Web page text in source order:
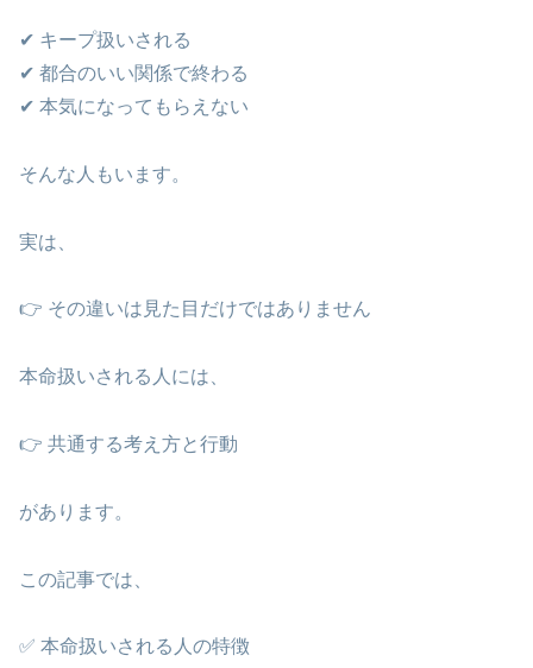
✔ キープ扱いされる
✔ 都合のいい関係で終わる
✔ 本気になってもらえない
そんな人もいます。
実は、
👉 その違いは見た目だけではありません
本命扱いされる人には、
👉 共通する考え方と行動
があります。
この記事では、
✅ 本命扱いされる人の特徴